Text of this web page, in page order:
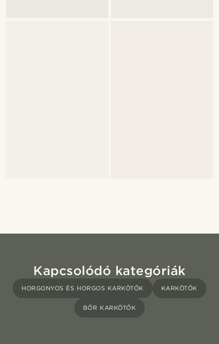
Kapcsolódó kategóriák
HORGONYOS ÉS HORGOS KARKÖTŐK KARKÖTŐK
BŐR KARKÖTŐK